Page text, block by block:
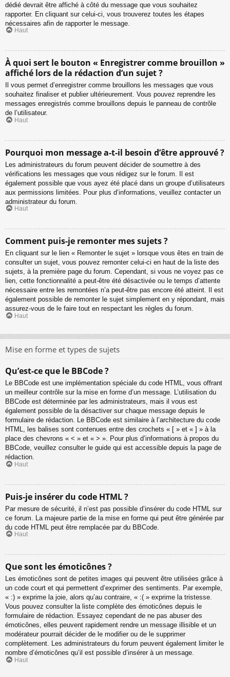
dédié devrait être affiché à côté du message que vous souhaitez
rapporter. En cliquant sur celui-ci, vous trouverez toutes les étapes
nécessaires afin de rapporter le message.
Haut
À quoi sert le bouton « Enregistrer comme brouillon »
affiché lors de la rédaction d’un sujet ?
Il vous permet d’enregistrer comme brouillons les messages que vous
souhaitez finaliser et publier ultérieurement. Vous pouvez reprendre les
messages enregistrés comme brouillons depuis le panneau de contrôle
de l’utilisateur.
Haut
Pourquoi mon message a-t-il besoin d’être approuvé ?
Les administrateurs du forum peuvent décider de soumettre à des
vérifications les messages que vous rédigez sur le forum. Il est
également possible que vous ayez été placé dans un groupe d’utilisateurs
aux permissions limitées. Pour plus d’informations, veuillez contacter un
administrateur du forum.
Haut
Comment puis-je remonter mes sujets ?
En cliquant sur le lien « Remonter le sujet » lorsque vous êtes en train de
consulter un sujet, vous pouvez remonter celui-ci en haut de la liste des
sujets, à la première page du forum. Cependant, si vous ne voyez pas ce
lien, cette fonctionnalité a peut-être été désactivée ou le temps d’attente
nécessaire entre les remontées n’a peut-être pas encore été atteint. Il est
également possible de remonter le sujet simplement en y répondant, mais
assurez-vous de le faire tout en respectant les règles du forum.
Haut
Mise en forme et types de sujets
Qu’est-ce que le BBCode ?
Le BBCode est une implémentation spéciale du code HTML, vous offrant
un meilleur contrôle sur la mise en forme d’un message. L’utilisation du
BBCode est déterminée par les administrateurs, mais il vous est
également possible de la désactiver sur chaque message depuis le
formulaire de rédaction. Le BBCode est similaire à l’architecture du code
HTML, les balises sont contenues entre des crochets « [ » et « ] » à la
place des chevrons « < » et « > ». Pour plus d’informations à propos du
BBCode, veuillez consulter le guide qui est accessible depuis la page de
rédaction.
Haut
Puis-je insérer du code HTML ?
Par mesure de sécurité, il n’est pas possible d’insérer du code HTML sur
ce forum. La majeure partie de la mise en forme qui peut être générée par
du code HTML peut être remplacée par du BBCode.
Haut
Que sont les émoticônes ?
Les émoticônes sont de petites images qui peuvent être utilisées grâce à
un code court et qui permettent d’exprimer des sentiments. Par exemple,
« :) » exprime la joie, alors qu’au contraire, « :( » exprime la tristesse.
Vous pouvez consulter la liste complète des émoticônes depuis le
formulaire de rédaction. Essayez cependant de ne pas abuser des
émoticônes, elles peuvent rapidement rendre un message illisible et un
modérateur pourrait décider de le modifier ou de le supprimer
complètement. Les administrateurs du forum peuvent également limiter le
nombre d’émoticônes qu’il est possible d’insérer à un message.
Haut